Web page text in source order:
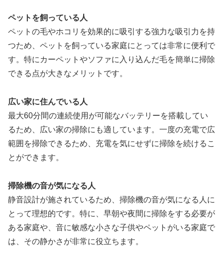
ペットを飼っている人
ペットの毛やホコリを効果的に吸引する強力な吸引力を持
つため、ペットを飼っている家庭にとっては非常に便利で
す。特にカーペットやソファに入り込んだ毛を簡単に掃除
できる点が大きなメリットです。
広い家に住んでいる人
最大60分間の連続使用が可能なバッテリーを搭載してい
るため、広い家の掃除にも適しています。一度の充電で広
範囲を掃除できるため、充電を気にせずに掃除を続けるこ
とができます。
掃除機の音が気になる人
静音設計が施されているため、掃除機の音が気になる人に
とって理想的です。特に、早朝や夜間に掃除をする必要が
ある家庭や、音に敏感な小さな子供やペットがいる家庭で
は、その静かさが非常に役立ちます。